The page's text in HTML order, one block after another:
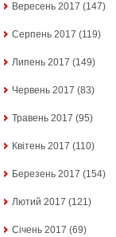
Вересень 2017 (147)
Серпень 2017 (119)
Липень 2017 (149)
Червень 2017 (83)
Травень 2017 (95)
Квітень 2017 (110)
Березень 2017 (154)
Лютий 2017 (121)
Січень 2017 (69)